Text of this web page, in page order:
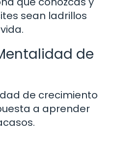
sean ladrillos
de
de crecimiento
a aprender